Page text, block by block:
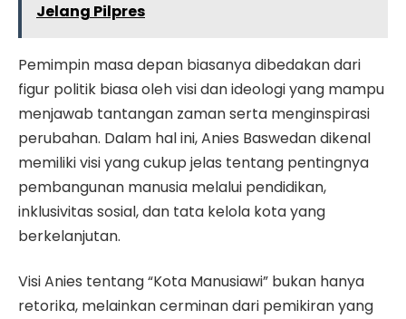
Jelang Pilpres
Pemimpin masa depan biasanya dibedakan dari
figur politik biasa oleh visi dan ideologi yang mampu
menjawab tantangan zaman serta menginspirasi
perubahan. Dalam hal ini, Anies Baswedan dikenal
memiliki visi yang cukup jelas tentang pentingnya
pembangunan manusia melalui pendidikan,
inklusivitas sosial, dan tata kelola kota yang
berkelanjutan.
Visi Anies tentang “Kota Manusiawi” bukan hanya
retorika, melainkan cerminan dari pemikiran yang